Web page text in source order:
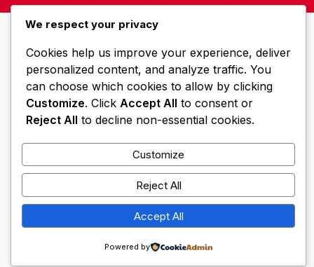
We respect your privacy
Cookies help us improve your experience, deliver
personalized content, and analyze traffic. You
can choose which cookies to allow by clicking
Customize. Click Accept All to consent or
Reject All to decline non-essential cookies.
Customize
Reject All
Accept All
Powered by